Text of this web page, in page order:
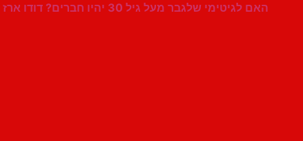
האם לגיטימי שלגבר מעל גיל 30 יהיו חברים? דודו ארז